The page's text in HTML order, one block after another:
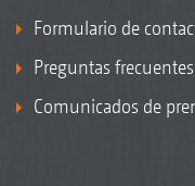
Formulario de
Preguntas frecuentes
Comunicados de